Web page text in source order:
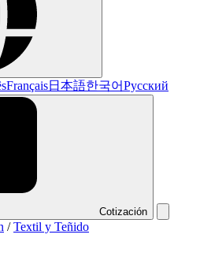
Français日本語한국어Русский
Cotización
/Textil y Teñido